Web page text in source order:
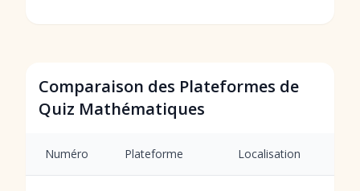
Comparaison des Plateformes de
Quiz Mathématiques
Numéro Plateforme Localisation